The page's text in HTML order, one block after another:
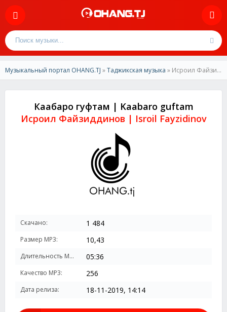
Музыкальный портал OHANG.TJ »Таджикская музыка » Исроил Файзиддинов-Каабаро гуфтам | Isroil Fayzidinov-Kaabaro guftam
Каабаро гуфтам | Kaabaro guftam
Исроил Файзиддинов | Isroil Fayzidinov
Скачано: 1 484
Размер MP3: 10,43
Длительность MP3: 05:36
Качество MP3: 256
Дата релиза: 18-11-2019, 14:14